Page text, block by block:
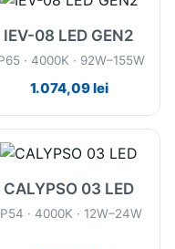
IEV-08 LED GEN2
· 4000K · 92W–155W
1.074,09lei
CALYPSO 03 LED
· 4000K · 12W–24W